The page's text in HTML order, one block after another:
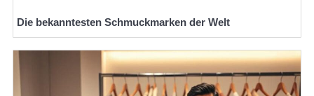
Die bekanntesten Schmuckmarken der Welt